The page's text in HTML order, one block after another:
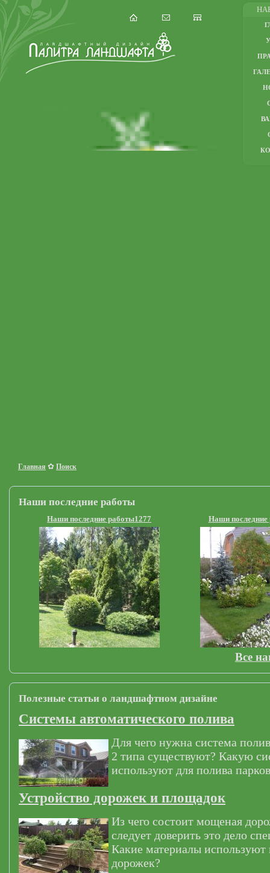
Главная ✿ Поиск
Наши последние работы
Наши последние работы1277 Наши последние
Все
Полезные статьи о ландшафтном дизайне
Системы автоматического полива
Для чего нужна система
2 типа существуют? Какую
используют для полива
Устройство дорожек и площадок
Из чего состоит мощеная
следует доверить это дело
Какие материалы
дорожек?